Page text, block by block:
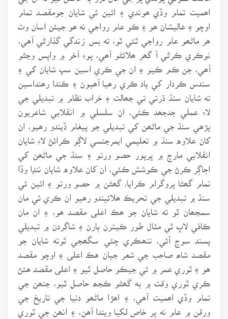
اھميت تمام وڏي ھوندي ۽ ائين ئي شايان جومقصد تمام
اوچو ۽ عاليشان ھو ۽ ڪو عام رواجي نه ھو جيئن اسان وٽ
ھر ماڻھو عام رواجي ٿئي ٿو، ته بس زندگي گذارڻي آھي،
نوڪري ڪرڻي آ گھر ھلائڻو آھي، پوءِ آخر ۾ واپس وڃڻو
آھي، جن ڪم ڪيو ۽ ان جي ڪري اسين سڀ شايان کي ۽
سندس ڪردار کي ياد ڪري رھيا آھيون ۽ ڪندا رھنداسين
ته شايان سنڌ ڌرتي تي جھالت ۽ خراب نظام ۾ تبديلي جي
لاءِ عملي جدجھد ڪئي، ان سلسلي ۾ انقلابي شاعريون
پڙھي سنڌ جي ماڻھن کي تبديلي جو پيغام ڏيندو رھيو، ان
کان علاوه سنڌ ۾ تعليمي ايمرجنسي لاڳو ڪرائڻ لاءِ شايان
انقلابي مارچ ۾ ڀرپور حصو ورتو ۽ سنڌ جي ماڻھن کي
اجاڳر ڪرڻ جي ڪوشش ڪئي، ان کان علاوه شايان ننڍا وڏا
تمام گھڻا پروگرام ڪرايا، گھڻن ۾ حصو ورتو ۽ ائين ئي
سنڌ ۾ تبديلي جي تحريڪ ھلائيندو رھيو ان ڪري ئي مان
سمجھان ٿو ته شايان جو ھڪ اعلى مقصد ھو، ۽ ان مان
ڪافي لاڀ ٿي مثال طور ڪيترن ٻارن ۽ شاگردن ۾ تبديلي
پسند سوچ آئي، تنھڪري چئي سگھجي ٿوته شايان جو
مقصد شاھ صاحب جي شعر جيان هڪ اعلى ۽ اوچو مقصد
ھو ۽ ٿوري عمر ۾ ئي جيڪو حاصل ٿيو ۽ اعلى مقصد ھئڻ
ڪري ٿوري وقت ۾ به گھڻو ڪجھ حاصل ٿيو، جنھن جي
تمام وڏي اھميت آھي، ۽ اھڙا ماڻھو دنيا جي تاريخ جي
ورقن ۾ عام نه پر خاص لکيا ويندا آھن، ۽ انھن جي ٿوري